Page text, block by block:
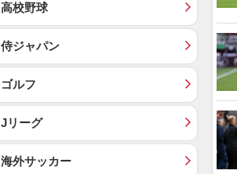
高校野球
侍ジャパン
ゴルフ
Jリーグ
海外サッカー